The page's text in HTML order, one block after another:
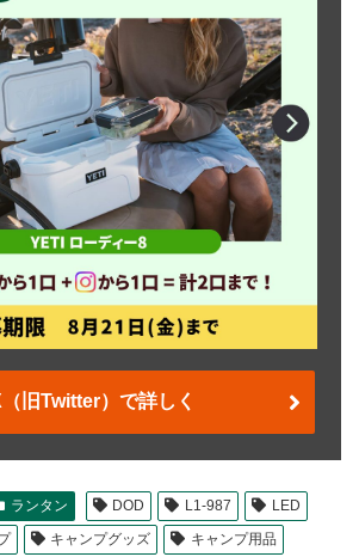
旧Twitter）で詳しく
ランタン DOD L1-987
LED
キャンプグッズ
キャンプ用品